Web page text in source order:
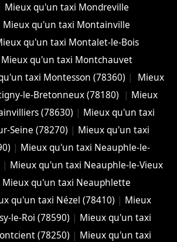
Mieux qu'un taxi Mondreville
Mieux qu'un taxi Montainville
qu'un taxi Montalet-le-Bois
Mieux qu'un taxi Montchauvet
taxi Montesson (78360) |
Mieux
le-Bretonneux (78180)
| Mieux
(78630) | Mieux qu'un taxi
Seine (78270) | Mieux qu'un taxi
| Mieux qu'un taxi Neauphle-le-
| Mieux qu'un taxi Neauphle-le-Vieux
Mieux qu'un taxi Neauphlette
qu'un taxi Nézel (78410) | Mieux
le-Roi (78590) | Mieux qu'un taxi
(78250) | Mieux qu'un taxi